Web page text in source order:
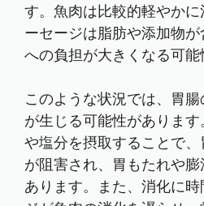
す。魚肉は比較的軽やか
ーセージは脂肪や添加物
への負担が大きくなる可能
このような状況では、胃
が生じる可能性がありま
や塩分を摂取することで
が阻害され、胃もたれや
あります。また、消化に